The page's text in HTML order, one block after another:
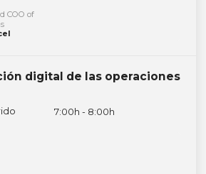
COO of
digital de las operaciones
7:00h - 8:00h